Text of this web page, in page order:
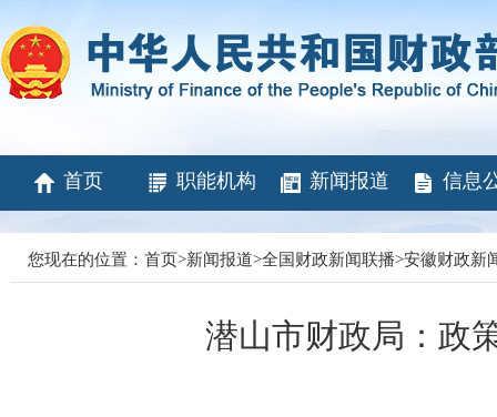
首页 职能机构 新闻报道 信息
您现在的位置： 首页>新闻报道>全国财政新闻联播>安徽财政新
潜山市财政局：政